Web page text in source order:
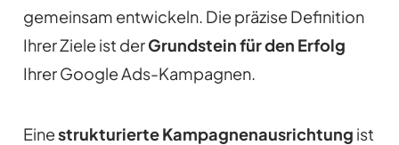
gemeinsam entwickeln. Die präzise Definition
Ihrer Ziele ist derGrundstein für den Erfolg
Ihrer Google Ads-Kampagnen.
Einestrukturierte Kampagnenausrichtung ist